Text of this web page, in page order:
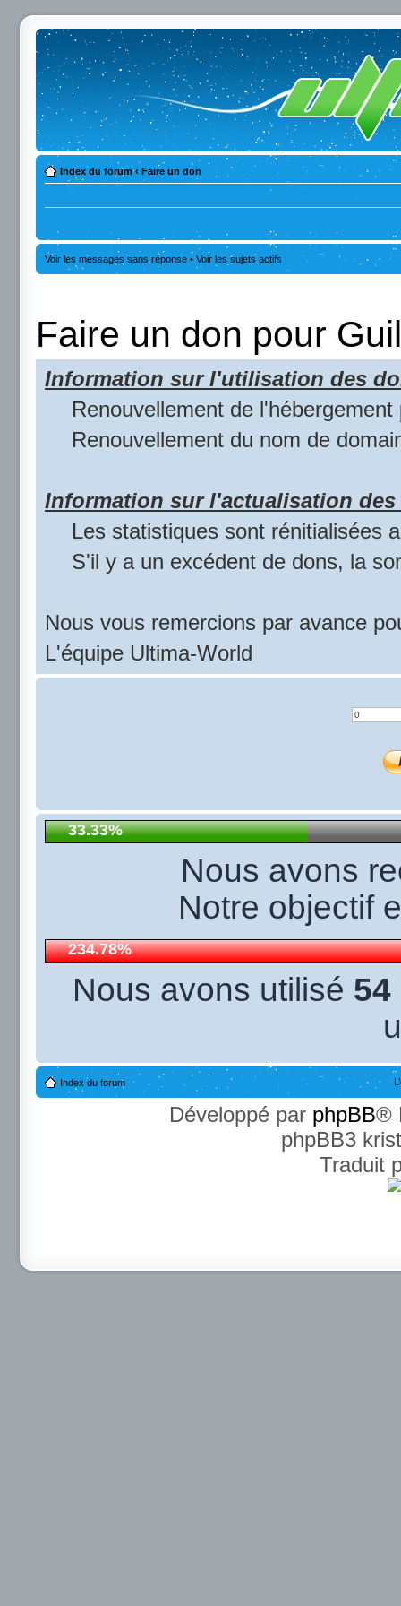
Index du forum ‹ Faire un don
Voir les messages sans réponse • Voir les sujets actifs
Faire un don pour
Information sur l'utilisation des
Renouvellement de l'hébergement
Renouvellement du nom de
Information sur l'actualisation
Les statistiques sont rénitialisées
S'il y a un excédent de dons, la
Nous vous remercions par avance
L'équipe Ultima-World
33.33%
Nous avons
Notre objectif
234.78%
Nous avons utilisé 54
Index du forum
Développé par phpBB®
phpBB3
Traduit